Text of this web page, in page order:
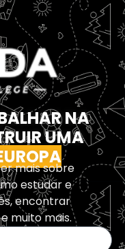
NA
UMA
mais sobre
estudar e
encontrar
muito mais.